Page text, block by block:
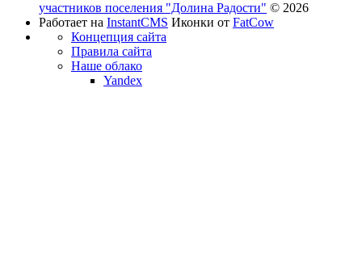
участников поселения "Долина Радости" © 2026
Работает на InstantCMS Иконки от FatCow
Концепция сайта
Правила сайта
Наше облако
Yandex